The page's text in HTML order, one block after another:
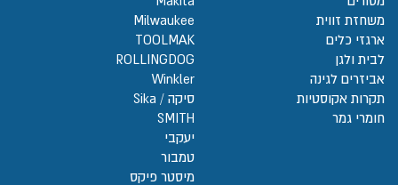
משחזת זווית
ארגזי כלים
לבית ולגן
אביזרים לגינה
תקרות אקוסטיות
חומרי גמר
Milwaukee
TOOLMAK
ROLLINGDOG
Winkler
סיקה / Sika
SMITH
יעקבי
טמבור
מיסטר פיקס